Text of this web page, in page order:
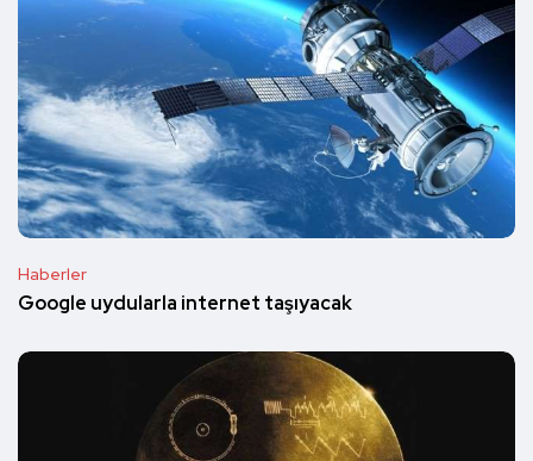
Haberler
Google uydularla internet taşıyacak